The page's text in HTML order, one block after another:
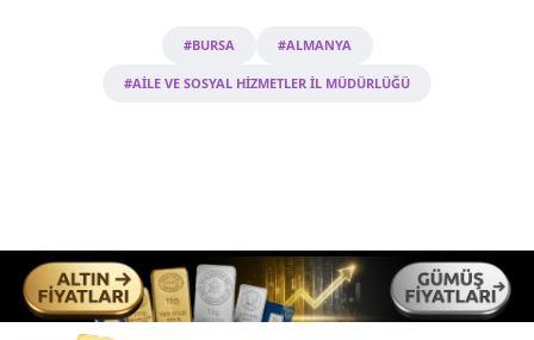
#BURSA #ALMANYA
#AİLE VE SOSYAL HİZMETLER İL MÜDÜRLÜĞÜ